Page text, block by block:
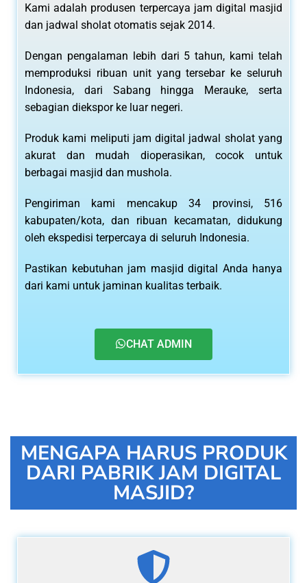
Kami adalah produsen terpercaya jam digital masjid
dan jadwal sholat otomatis sejak 2014.
Dengan pengalaman lebih dari 5 tahun, kami telah
memproduksi ribuan unit yang tersebar ke seluruh
Indonesia, dari Sabang hingga Merauke, serta
sebagian diekspor ke luar negeri.
Produk kami meliputi jam digital jadwal sholat yang
akurat dan mudah dioperasikan, cocok untuk
berbagai masjid dan mushola.
Pengiriman kami mencakup 34 provinsi, 516
kabupaten/kota, dan ribuan kecamatan, didukung
oleh ekspedisi terpercaya di seluruh Indonesia.
Pastikan kebutuhan jam masjid digital Anda hanya
dari kami untuk jaminan kualitas terbaik.
CHAT ADMIN
MENGAPA HARUS PRODUK
DARI PABRIK JAM DIGITAL
MASJID?